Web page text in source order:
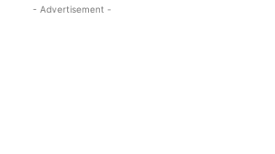
- Advertisement -